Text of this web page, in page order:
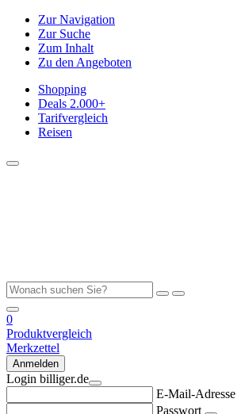
Zur Navigation
Zur Suche
Zum Inhalt
Zu den Angeboten
Shopping
Deals 2.000+
Tarifvergleich
Reisen
0
Produktvergleich
Merkzettel
Anmelden
Login billiger.de
E-Mail-Adresse
Passwort